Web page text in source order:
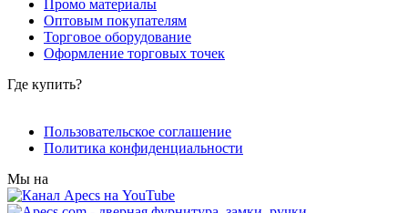
Промо материалы
Оптовым покупателям
Торговое оборудование
Оформление торговых точек
Где купить?
Пользовательское соглашение
Политика конфиденциальности
Мы на